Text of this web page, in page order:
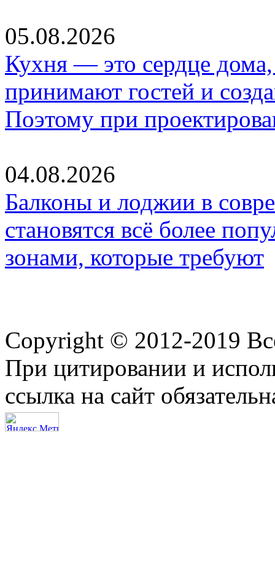
05.08.2026
Кухня — это сердце дома,
принимают гостей и
Поэтому при
04.08.2026
Балконы и лоджии в
становятся всё более
зонами, которые требуют
Copyright © 2012-2019
При цитировании и
ссылка на сайт